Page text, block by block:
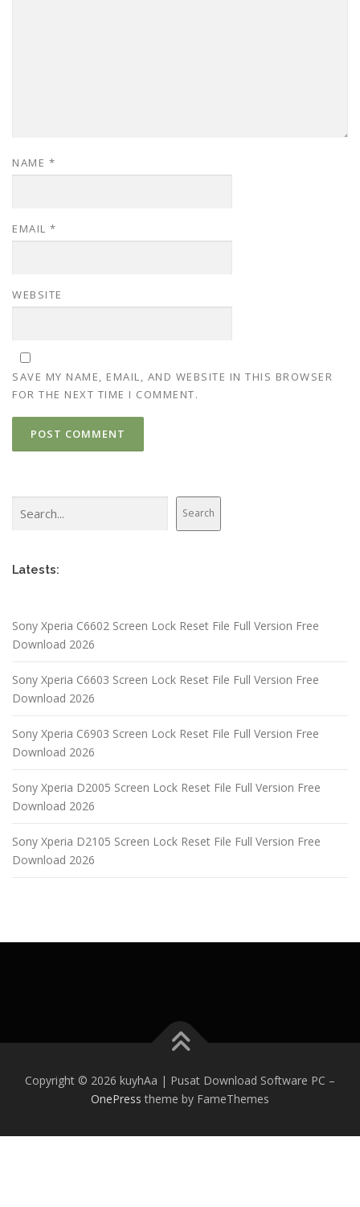
NAME *
EMAIL *
WEBSITE
SAVE MY NAME, EMAIL, AND WEBSITE IN THIS BROWSER
FOR THE NEXT TIME I COMMENT.
Search
Latests:
Sony Xperia C6602 Screen Lock Reset File Full Version Free
Download 2026
Sony Xperia C6603 Screen Lock Reset File Full Version Free
Download 2026
Sony Xperia C6903 Screen Lock Reset File Full Version Free
Download 2026
Sony Xperia D2005 Screen Lock Reset File Full Version Free
Download 2026
Sony Xperia D2105 Screen Lock Reset File Full Version Free
Download 2026
Copyright © 2026 kuyhAa | Pusat Download Software PC –
OnePress theme by FameThemes